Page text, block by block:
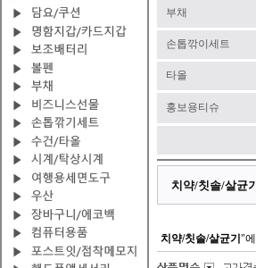
부채
손톱깎이세트
타올
홍보용티슈
치약/칫솔/살균기
치약/칫솔/살균기 "에